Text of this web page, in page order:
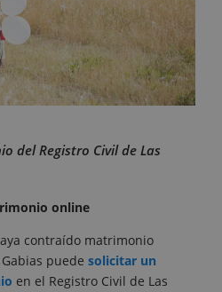
del Registro Civil de Las
online
contraído matrimonio
puede solicitar un
en el Registro Civil de Las